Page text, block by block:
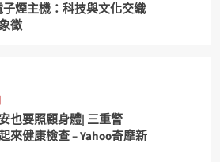
子煙主機：科技與文化交織
徵
也要照顧身體| 三重警
來健康檢查 – Yahoo奇摩新